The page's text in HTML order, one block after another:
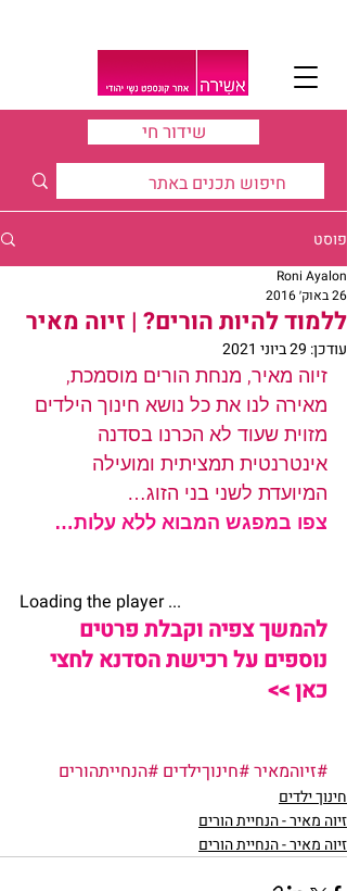
שידור חי
פוסט
ללמוד להיות הורים? | זיוה מאיר
Roni Ayalon
26 באוק׳ 2016
עודכן: 29 ביוני 2021
זיוה מאיר, מנחת הורים מוסמכת,
מאירה לנו את כל נושא חינוך הילדים
מזוית שעוד לא הכרנו בסדנה
אינטרנטית תמציתית ומועילה
המיועדת לשני בני הזוג…
צפו במפגש המבוא ללא עלות…
Loading the player ...
להמשך צפיה וקבלת פרטים
נוספים על רכישת הסדנא לחצי
כאן >>
#זיוהמאיר#חינוךילדים #הנחייתהורים
חינוך ילדים
זיוה מאיר - הנחיית הורים
זיוה מאיר - הנחיית הורים